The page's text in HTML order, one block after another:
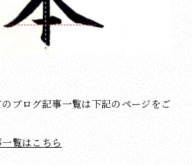
ブログ記事一覧は下記のページをご
覧はこちら